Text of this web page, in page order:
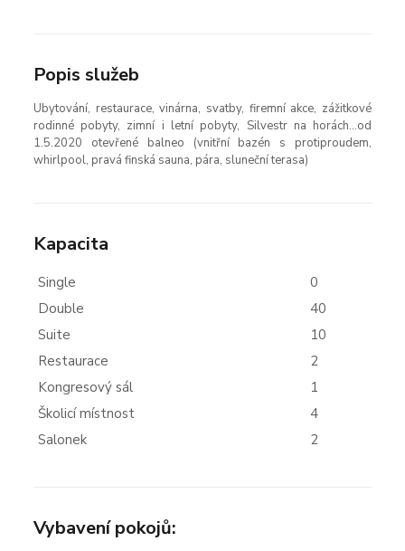
Popis služeb
Ubytování, restaurace, vinárna, svatby, firemní akce, zážitkové
rodinné pobyty, zimní i letní pobyty, Silvestr na horách…od
1.5.2020 otevřené balneo (vnitřní bazén s protiproudem,
whirlpool, pravá finská sauna, pára, sluneční terasa)
Kapacita
Single
0
Double
40
Suite
10
Restaurace
2
Kongresový sál
1
Školicí místnost
4
Salonek
2
Vybavení pokojů: